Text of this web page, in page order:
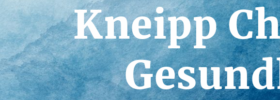
Kneipp